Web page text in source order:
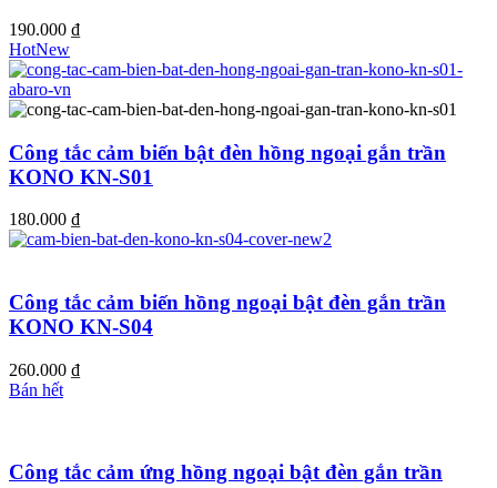
190.000 ₫
HotNew
Công tắc cảm biến bật đèn hồng ngoại gắn trần
KONO KN-S01
180.000 ₫
Công tắc cảm biến hồng ngoại bật đèn gắn trần
KONO KN-S04
260.000 ₫
Bán hết
Công tắc cảm ứng hồng ngoại bật đèn gắn trần